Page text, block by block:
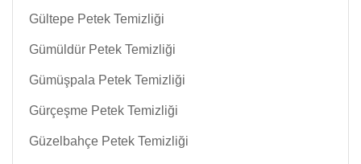
Gültepe Petek Temizliği
Gümüldür Petek Temizliği
Gümüşpala Petek Temizliği
Gürçeşme Petek Temizliği
Güzelbahçe Petek Temizliği